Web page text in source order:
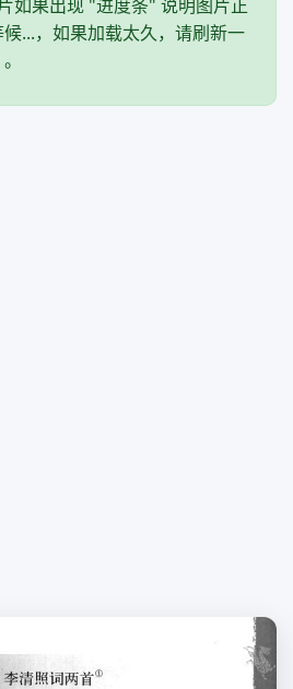
如果出现 "进度条" 说明图片正
...，如果加载太久，请刷新一